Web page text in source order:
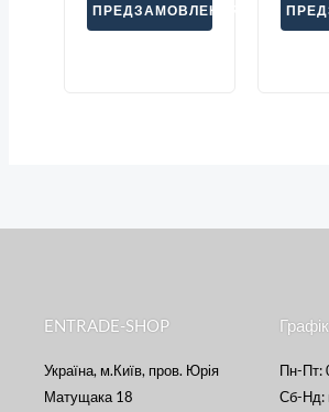
ПРЕДЗАМОВЛЕННЯ
ENTRADE-SHOP
Україна, м.Київ, пров. Юрія
Матущака 18
Пн-Пт:
Сб-Нд: